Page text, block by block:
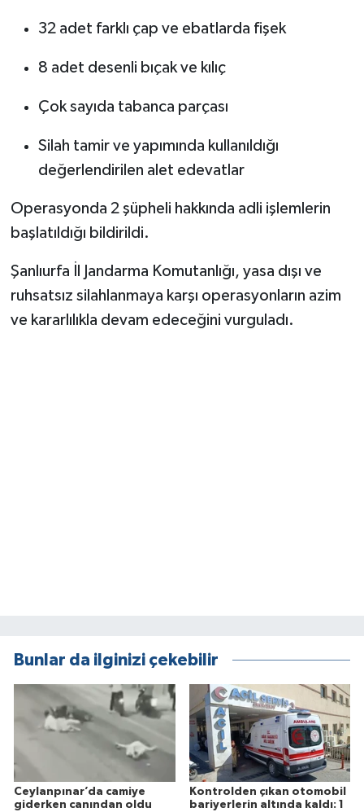
32 adet farklı çap ve ebatlarda fişek
8 adet desenli bıçak ve kılıç
Çok sayıda tabanca parçası
Silah tamir ve yapımında kullanıldığı
değerlendirilen alet edevatlar
Operasyonda 2 şüpheli hakkında adli işlemlerin
başlatıldığı bildirildi.
Şanlıurfa İl Jandarma Komutanlığı, yasa dışı ve
ruhsatsız silahlanmaya karşı operasyonların azim
ve kararlılıkla devam edeceğini vurguladı.
Bunlar da ilginizi çekebilir
Ceylanpınar’da camiye
giderken canından oldu
Kontrolden çıkan otomobil
bariyerlerin altında kaldı: 1